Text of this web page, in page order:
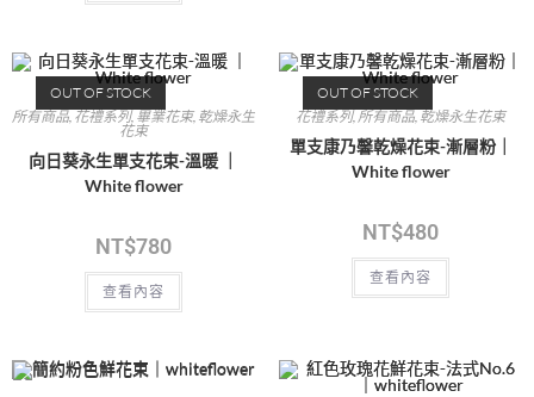
OUT OF STOCK
所有商品, 花禮系列, 畢業花束, 乾燥永生
花束
向日葵永生單支花束-溫暖 ｜
White flower
NT$780
查看內容
OUT OF STOCK
花禮系列,所有商品, 乾燥永生花束
單支康乃馨乾燥花束-漸層粉｜
White flower
NT$480
查看內容